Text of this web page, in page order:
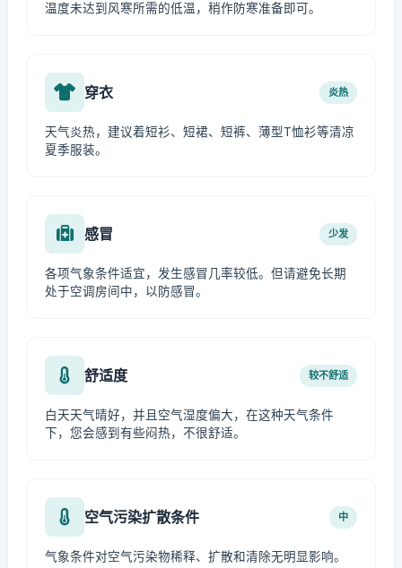
温度未达到风寒所需的低温，稍作防寒准备即可。
穿衣 炎热
天气炎热，建议着短衫、短裙、短裤、薄型T恤衫等清凉
夏季服装。
感冒 少发
各项气象条件适宜，发生感冒几率较低。但请避免长期
处于空调房间中，以防感冒。
舒适度 较不舒适
白天天气晴好，并且空气湿度偏大，在这种天气条件
下，您会感到有些闷热，不很舒适。
空气污染扩散条件 中
气象条件对空气污染物稀释、扩散和清除无明显影响。